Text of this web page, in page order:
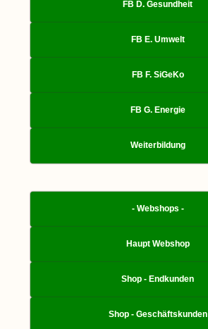
FB D. Gesundheit
FB E. Umwelt
FB F. SiGeKo
FB G. Energie
Weiterbildung
- Webshops -
Haupt Webshop
Shop - Endkunden
Shop - Geschäftskunden